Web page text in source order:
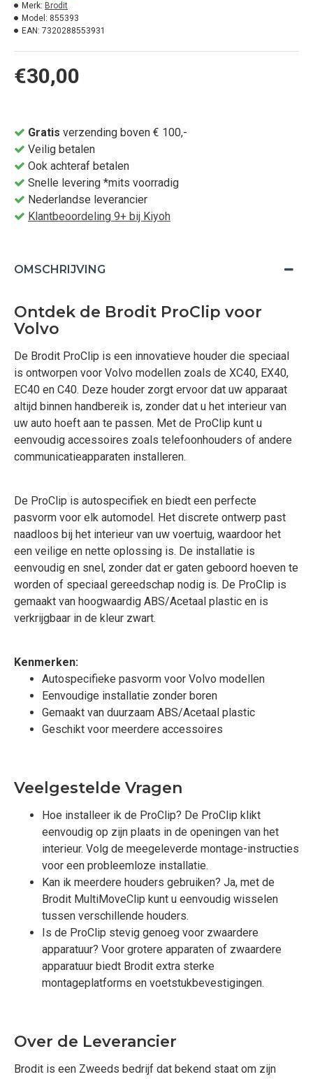
€30,00
Merk: Brodit
Model: 855393
EAN: 7320288553931
Gratis verzending boven € 100,-
Veilig betalen
Ook achteraf betalen
Snelle levering *mits voorradig
Nederlandse leverancier
Klantbeoordeling 9+ bij Kiyoh
OMSCHRIJVING
Ontdek de Brodit ProClip voor
Volvo
De Brodit ProClip is een innovatieve houder die speciaal
is ontworpen voor Volvo modellen zoals de XC40, EX40,
EC40 en C40. Deze houder zorgt ervoor dat uw apparaat
altijd binnen handbereik is, zonder dat u het interieur van
uw auto hoeft aan te passen. Met de ProClip kunt u
eenvoudig accessoires zoals telefoonhouders of andere
communicatieapparaten installeren.
De ProClip is autospecifiek en biedt een perfecte
pasvorm voor elk automodel. Het discrete ontwerp past
naadloos bij het interieur van uw voertuig, waardoor het
een veilige en nette oplossing is. De installatie is
eenvoudig en snel, zonder dat er gaten geboord hoeven te
worden of speciaal gereedschap nodig is. De ProClip is
gemaakt van hoogwaardig ABS/Acetaal plastic en is
verkrijgbaar in de kleur zwart.
Kenmerken:
Autospecifieke pasvorm voor Volvo modellen
Eenvoudige installatie zonder boren
Gemaakt van duurzaam ABS/Acetaal plastic
Geschikt voor meerdere accessoires
Veelgestelde Vragen
Hoe installeer ik de ProClip? De ProClip klikt
eenvoudig op zijn plaats in de openingen van het
interieur. Volg de meegeleverde montage-instructies
voor een probleemloze installatie.
Kan ik meerdere houders gebruiken? Ja, met de
Brodit MultiMoveClip kunt u eenvoudig wisselen
tussen verschillende houders.
Is de ProClip stevig genoeg voor zwaardere
apparatuur? Voor grotere apparaten of zwaardere
apparatuur biedt Brodit extra sterke
montageplatforms en voetstukbevestigingen.
Over de Leverancier
Brodit is een Zweeds bedrijf dat bekend staat om zijn